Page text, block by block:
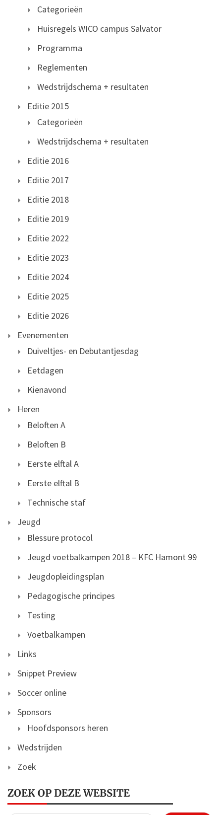
Categorieën
Huisregels WICO campus Salvator
Programma
Reglementen
Wedstrijdschema + resultaten
Editie 2015
Categorieën
Wedstrijdschema + resultaten
Editie 2016
Editie 2017
Editie 2018
Editie 2019
Editie 2022
Editie 2023
Editie 2024
Editie 2025
Editie 2026
Evenementen
Duiveltjes- en Debutantjesdag
Eetdagen
Kienavond
Heren
Beloften A
Beloften B
Eerste elftal A
Eerste elftal B
Technische staf
Jeugd
Blessure protocol
Jeugd voetbalkampen 2018 – KFC Hamont 99
Jeugdopleidingsplan
Pedagogische principes
Testing
Voetbalkampen
Links
Snippet Preview
Soccer online
Sponsors
Hoofdsponsors heren
Wedstrijden
Zoek
ZOEK OP DEZE WEBSITE